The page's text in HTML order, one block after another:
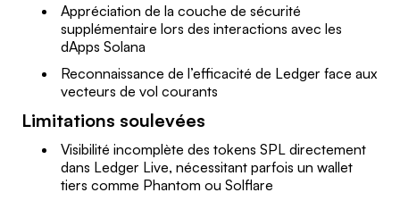
Appréciation de la couche de sécurité
supplémentaire lors des interactions avec les
dApps Solana
Reconnaissance de l’efficacité de Ledger face aux
vecteurs de vol courants
Limitations soulevées
Visibilité incomplète des tokens SPL directement
dans Ledger Live, nécessitant parfois un wallet
tiers comme Phantom ou Solflare